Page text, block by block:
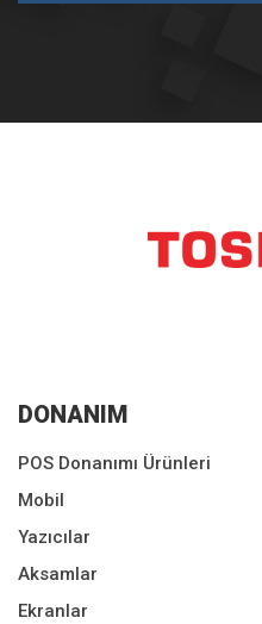
DONANIM
POS Donanımı Ürünleri
Mobil
Yazıcılar
Aksamlar
Ekranlar